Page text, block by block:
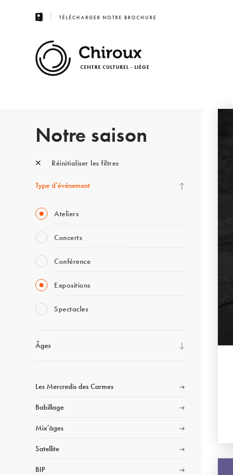
TÉLÉCHARGER NOTRE BROCHURE
CENTRE CULTUREL - LIÈGE
Notre saison
Réinitialiser les filtres
Type d’événement
Ateliers
Concerts
Conférence
Expositions
Spectacles
Âges
Les Mercredis des Carmes
Babillage
Mix’âges
Satellite
BIP